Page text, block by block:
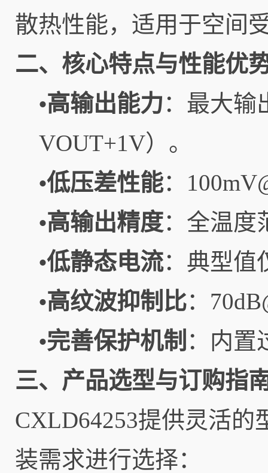
散热性能，适用于空间
二、核心特点与性能优
•高输出能力 ：最大输
VOUT+1V）。
•低压差性能：
•高输出精度：全温度
•低静态电流：典型值
•高纹波抑制比：
•完善保护机制 ：内置
三、产品选型与订购指
CXLD64253提供灵活
装需求进行选择：